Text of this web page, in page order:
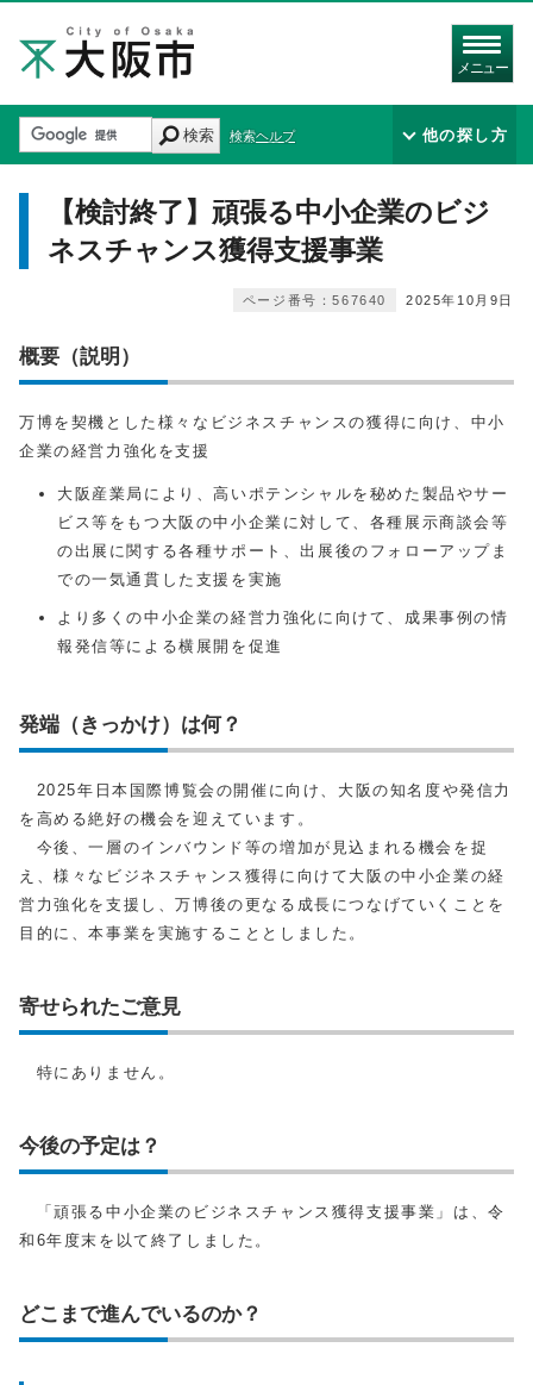
メニュー
検索 検索ヘルプ 他の探し方
【検討終了】頑張る中小企業のビジ
ネスチャンス獲得支援事業
2025年10月9日
ページ番号：567640
概要（説明）
万博を契機とした様々なビジネスチャンスの獲得に向け、中小
企業の経営力強化を支援
大阪産業局により、高いポテンシャルを秘めた製品やサー
ビス等をもつ大阪の中小企業に対して、各種展示商談会等
の出展に関する各種サポート、出展後のフォローアップま
での一気通貫した支援を実施
より多くの中小企業の経営力強化に向けて、成果事例の情
報発信等による横展開を促進
発端（きっかけ）は何？
2025年日本国際博覧会の開催に向け、大阪の知名度や発信力
を高める絶好の機会を迎えています。
今後、一層のインバウンド等の増加が見込まれる機会を捉
え、様々なビジネスチャンス獲得に向けて大阪の中小企業の経
営力強化を支援し、万博後の更なる成長につなげていくことを
目的に、本事業を実施することとしました。
寄せられたご意見
特にありません。
今後の予定は？
「頑張る中小企業のビジネスチャンス獲得支援事業」は、令
和6年度末を以て終了しました。
どこまで進んでいるのか？